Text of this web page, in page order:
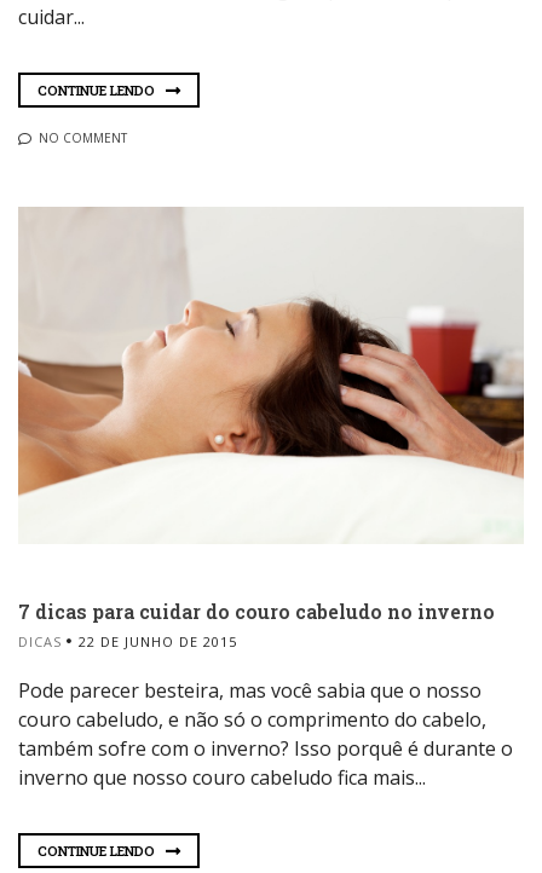
cuidar...
CONTINUE LENDO
NO COMMENT
7 dicas para cuidar do couro cabeludo no inverno
DICAS 22 DE JUNHO DE 2015
Pode parecer besteira, mas você sabia que o nosso
couro cabeludo, e não só o comprimento do cabelo,
também sofre com o inverno? Isso porquê é durante o
inverno que nosso couro cabeludo fica mais...
CONTINUE LENDO